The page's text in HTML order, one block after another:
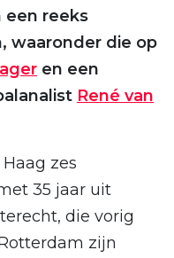
een reeks
waaronder die op
en een
René van
zes
35 jaar uit
die vorig
zijn